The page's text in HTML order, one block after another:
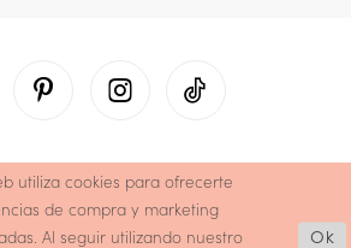
utiliza cookies para ofrecerte
de compra y marketing
Al seguir utilizando nuestro
Ok